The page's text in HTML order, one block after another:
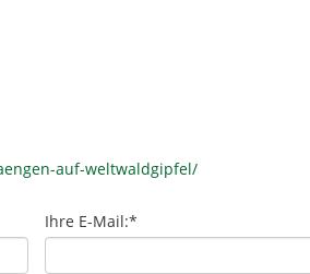
auf-weltwaldgipfel/
Ihre E-Mail:*